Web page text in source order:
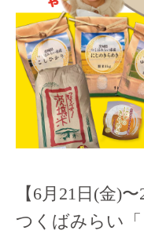
【6月21日(金)
つくばみらい